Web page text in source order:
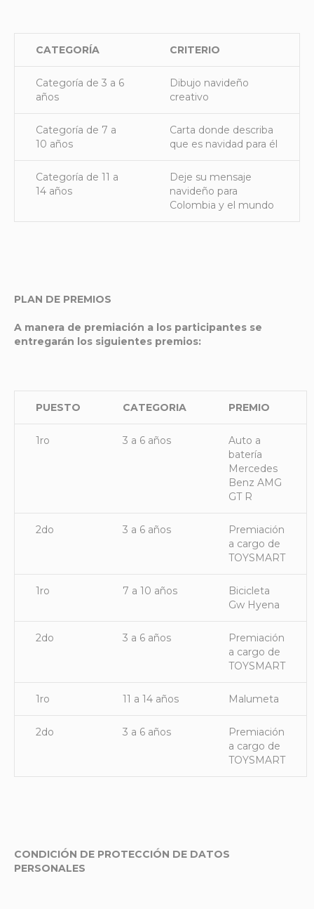
CATEGORÍA CRITERIO
Categoría de 3 a 6
años
Dibujo navideño
creativo
Categoría de 7 a
10 años
Carta donde describa
que es navidad para él
Categoría de 11 a
14 años
Deje su mensaje
navideño para
Colombia y el mundo
PLAN DE PREMIOS
A manera de premiación a los participantes se
entregarán los siguientes premios:
PUESTO CATEGORIA PREMIO
1ro 3 a 6 años
Auto a
batería
Mercedes
Benz AMG
GT R
2do 3 a 6 años
Premiación
a cargo de
TOYSMART
1ro 7 a 10 años
Bicicleta
Gw Hyena
2do 3 a 6 años
Premiación
a cargo de
TOYSMART
1ro 11 a 14 años Malumeta
2do 3 a 6 años
Premiación
a cargo de
TOYSMART
CONDICIÓN DE PROTECCIÓN DE DATOS
PERSONALES